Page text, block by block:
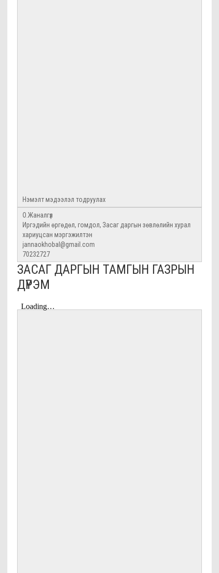
Нэмэлт мэдээлэл тодруулах
О.Жаналгүл
Иргэдийн өргөдөл, гомдол, Засаг даргын зөвлөлийн хурал
хариуцсан мэргэжилтэн
jannaokhobal@gmail.com
70232727
ЗАСАГ ДАРГЫН ТАМГЫН ГАЗРЫН
ДҮРЭМ